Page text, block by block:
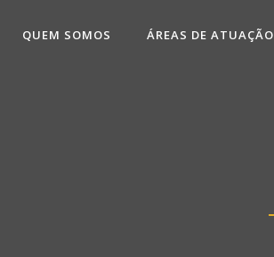
QUEM SOMOS ÁREAS DE ATUAÇÃO